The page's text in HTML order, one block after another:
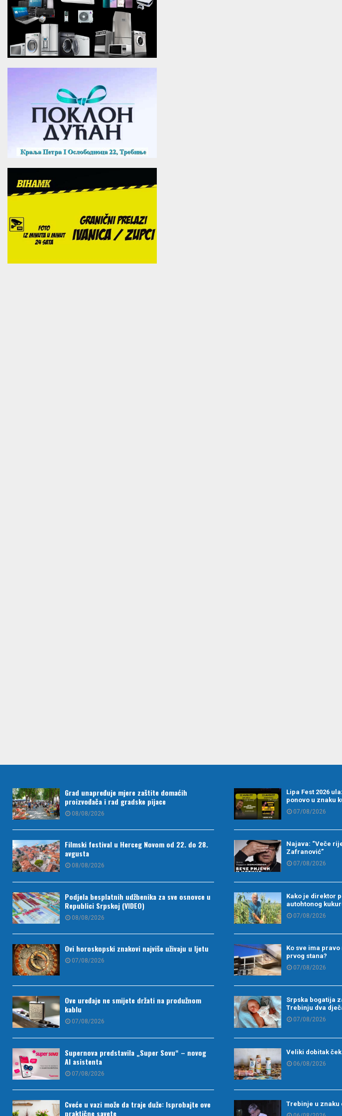
Grad unapređuje mjere zaštite domaćih
proizvođača i rad gradske pijace
08/08/2026
Filmski festival u Herceg Novom od 22. do 28.
avgusta
08/08/2026
Podjela besplatnih udžbenika za sve osnovce u
Republici Srpskoj (VIDEO)
08/08/2026
Ovi horoskopski znakovi najviše uživaju u ljetu
07/08/2026
Ove uređaje ne smijete držati na produžnom
kablu
07/08/2026
Supernova predstavila „Super Sovu“ – novog
AI asistenta
07/08/2026
Cveće u vazi može da traje duže: Isprobajte ove
praktične savete
Lipa Fest 2026
ponovo u znaku
07/08/2026
Najava: “Veče
Zafranović”
07/08/2026
Kako je direktor
autohtonog
07/08/2026
Ko sve ima
prvog stana?
07/08/2026
Srpska bogatija
Trebinju dva
07/08/2026
Veliki dobitak
06/08/2026
Trebinje u znaku